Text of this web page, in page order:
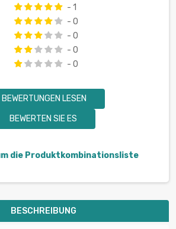
- 1
- 0
- 0
- 0
- 0
BEWERTUNGEN LESEN
BEWERTEN SIE ES
die Produktkombinationsliste
BESCHREIBUNG